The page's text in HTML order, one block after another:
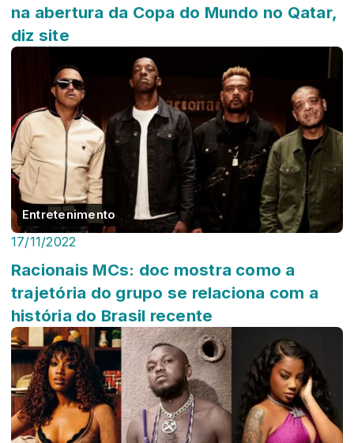
na abertura da Copa do Mundo no Qatar,
diz site
Entretenimento
17/11/2022
Racionais MCs: doc mostra como a
trajetória do grupo se relaciona com a
história do Brasil recente